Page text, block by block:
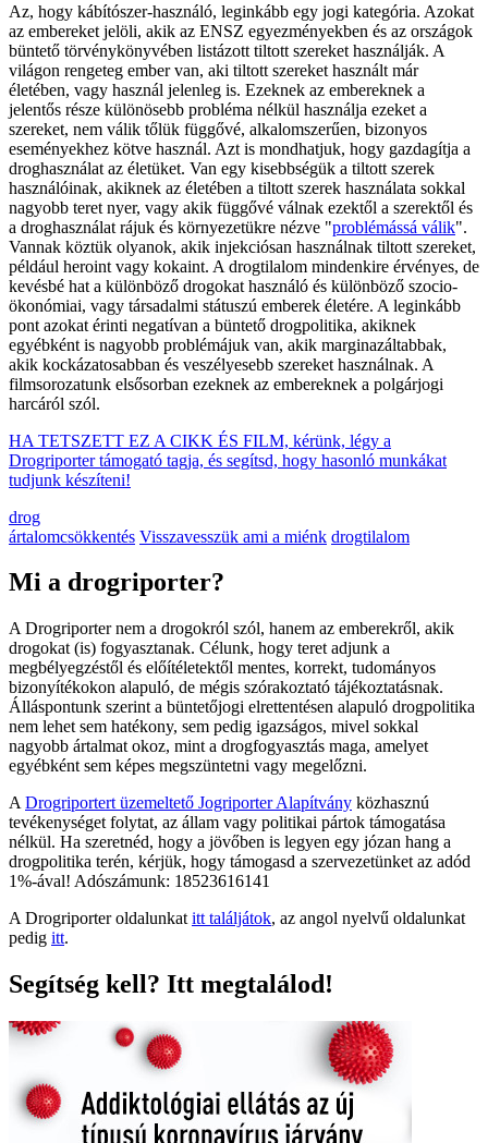
Az, hogy kábítószer-használó, leginkább egy jogi kategória. Azokat
az embereket jelöli, akik az ENSZ egyezményekben és az országok
büntető törvénykönyvében listázott tiltott szereket használják. A
világon rengeteg ember van, aki tiltott szereket használt már
életében, vagy használ jelenleg is. Ezeknek az embereknek a
jelentős része különösebb probléma nélkül használja ezeket a
szereket, nem válik tőlük függővé, alkalomszerűen, bizonyos
eseményekhez kötve használ. Azt is mondhatjuk, hogy gazdagítja a
droghasználat az életüket. Van egy kisebbségük a tiltott szerek
használóinak, akiknek az életében a tiltott szerek használata sokkal
nagyobb teret nyer, vagy akik függővé válnak ezektől a szerektől és
a droghasználat rájuk és környezetükre nézve "problémássá válik".
Vannak köztük olyanok, akik injekciósan használnak tiltott szereket,
például heroint vagy kokaint. A drogtilalom mindenkire érvényes, de
kevésbé hat a különböző drogokat használó és különböző szocio-
ökonómiai, vagy társadalmi státuszú emberek életére. A leginkább
pont azokat érinti negatívan a büntető drogpolitika, akiknek
egyébként is nagyobb problémájuk van, akik marginazáltabbak,
akik kockázatosabban és veszélyesebb szereket használnak. A
filmsorozatunk elsősorban ezeknek az embereknek a polgárjogi
harcáról szól.
HA TETSZETT EZ A CIKK ÉS FILM, kérünk, légy a
Drogriporter támogató tagja, és segítsd, hogy hasonló munkákat
tudjunk készíteni!
drog
ártalomcsökkentés Visszavesszük ami a miénk drogtilalom
Mi a drogriporter?
A Drogriporter nem a drogokról szól, hanem az emberekről, akik
drogokat (is) fogyasztanak. Célunk, hogy teret adjunk a
megbélyegzéstől és előítéletektől mentes, korrekt, tudományos
bizonyítékokon alapuló, de mégis szórakoztató tájékoztatásnak.
Álláspontunk szerint a büntetőjogi elrettentésen alapuló drogpolitika
nem lehet sem hatékony, sem pedig igazságos, mivel sokkal
nagyobb ártalmat okoz, mint a drogfogyasztás maga, amelyet
egyébként sem képes megszüntetni vagy megelőzni.
A Drogriportert üzemeltető Jogriporter Alapítvány közhasznú
tevékenységet folytat, az állam vagy politikai pártok támogatása
nélkül. Ha szeretnéd, hogy a jövőben is legyen egy józan hang a
drogpolitika terén, kérjük, hogy támogasd a szervezetünket az adód
1%-ával! Adószámunk: 18523616141
A Drogriporter oldalunkat itt találjátok, az angol nyelvű oldalunkat
pedig itt.
Segítség kell? Itt megtalálod!